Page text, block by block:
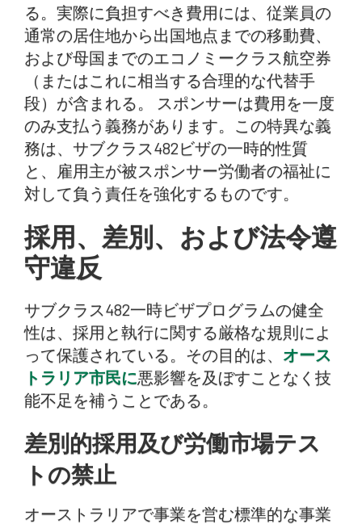
る。実際に負担すべき費用には、従業員の
通常の居住地から出国地点までの移動費、
および母国までのエコノミークラス航空券
（またはこれに相当する合理的な代替手
段）が含まれる。 スポンサーは費用を一度
のみ支払う義務があります。この特異な義
務は、サブクラス482ビザの一時的性質
と、雇用主が被スポンサー労働者の福祉に
対して負う責任を強化するものです。
採用、差別、および法令遵
守違反
サブクラス482一時ビザプログラムの健全
性は、採用と執行に関する厳格な規則によ
って保護されている。その目的は、 オース
トラリア市民に悪影響を及ぼすことなく技
能不足を補うことである。
差別的採用及び労働市場テス
トの禁止
オーストラリアで事業を営む標準的な事業